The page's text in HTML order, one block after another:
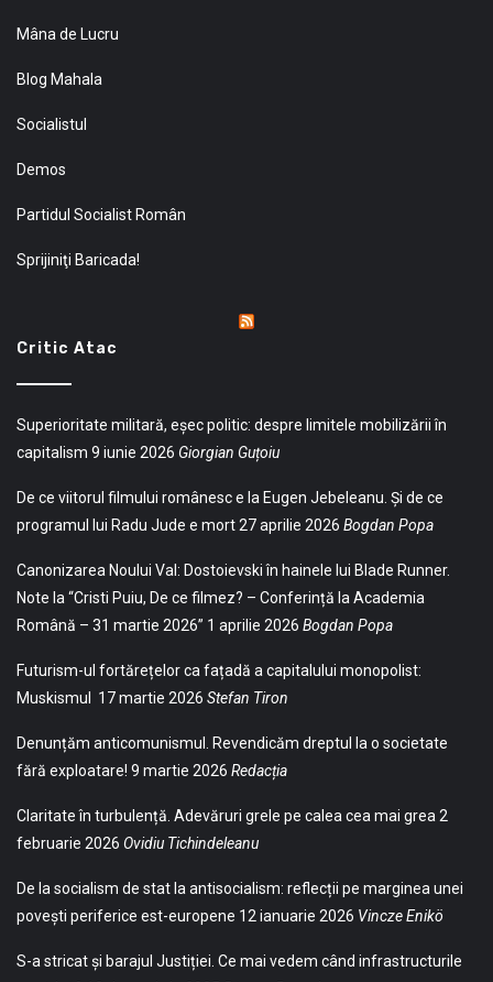
Mâna de Lucru
Blog Mahala
Socialistul
Demos
Partidul Socialist Român
Sprijiniţi Baricada!
Critic Atac
Superioritate militară, eșec politic: despre limitele mobilizării în
capitalism 9 iunie 2026 Giorgian Guțoiu
De ce viitorul filmului românesc e la Eugen Jebeleanu. Și de ce
programul lui Radu Jude e mort27 aprilie 2026 Bogdan Popa
Canonizarea Noului Val: Dostoievski în hainele lui Blade Runner.
Note la “Cristi Puiu, De ce filmez? – Conferință la Academia
Română – 31 martie 2026” 1 aprilie 2026 Bogdan Popa
Futurism-ul fortărețelor ca fațadă a capitalului monopolist:
Muskismul
17 martie 2026 Stefan Tiron
Denunțăm anticomunismul. Revendicăm dreptul la o societate
fără exploatare! 9 martie 2026 Redacția
Claritate în turbulență. Adevăruri grele pe calea cea mai grea 2
februarie 2026 Ovidiu Tichindeleanu
De la socialism de stat la antisocialism: reflecții pe marginea unei
povești periferice est-europene 12 ianuarie 2026 Vincze Enikö
S-a stricat și barajul Justiției. Ce mai vedem când infrastructurile